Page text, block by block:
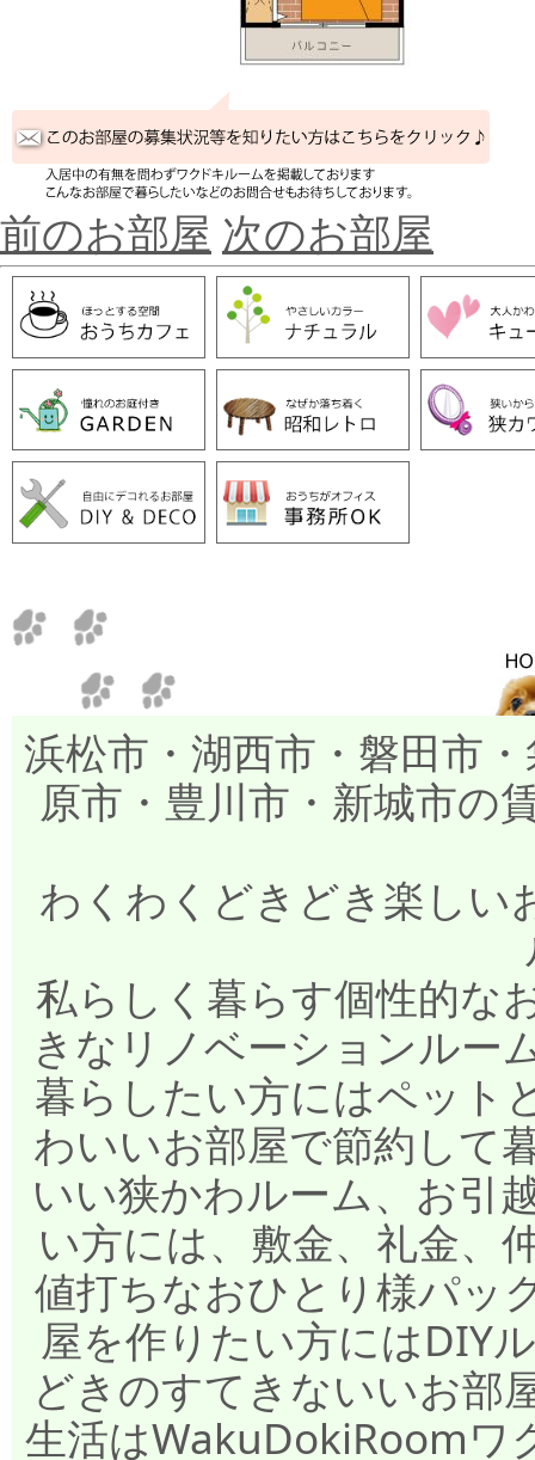
前のお部屋 次のお部屋
浜松市・湖西市・磐田市
原市・豊川市・新城市の
わくわくどきどき楽し
私らしく暮らす個性的な
きなリノベーションルー
暮らしたい方にはペット
わいいお部屋で節約して
いい狭かわルーム、お引
い方には、敷金、礼金、
値打ちなおひとり様パッ
屋を作りたい方にはDIY
どきのすてきないいお部
生活はWakuDokiRoomワ